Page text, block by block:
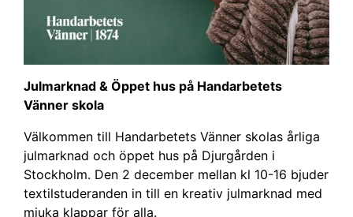
Julmarknad & Öppet hus på Handarbetets
Vänner skola
Välkommen till Handarbetets Vänner skolas årliga
julmarknad och öppet hus på Djurgården i
Stockholm. Den 2 december mellan kl 10-16 bjuder
textilstuderanden in till en kreativ julmarknad med
mjuka klappar för alla.